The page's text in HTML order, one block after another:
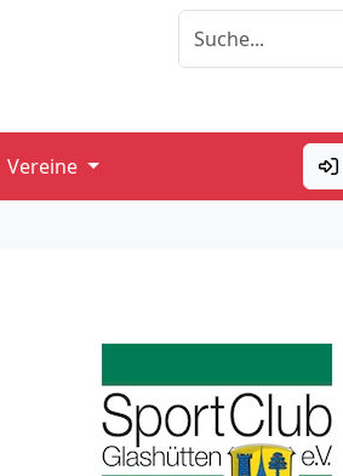
Vereine